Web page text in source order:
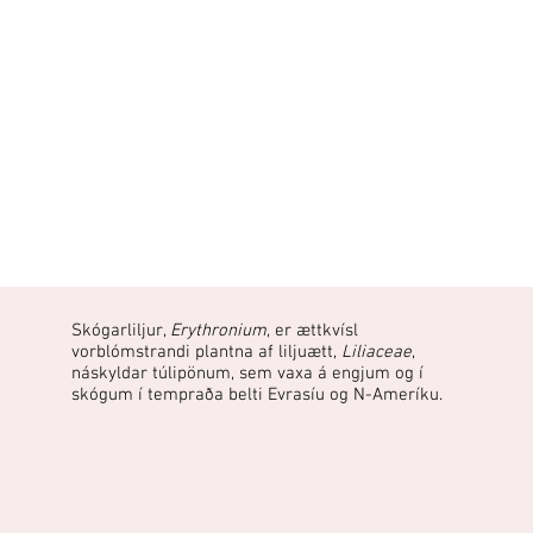
Skógarliljur, Erythronium, er ættkvísl
vorblómstrandi plantna af liljuætt, Liliaceae,
náskyldar túlipönum, sem vaxa á engjum og í
skógum í tempraða belti Evrasíu og N-Ameríku.